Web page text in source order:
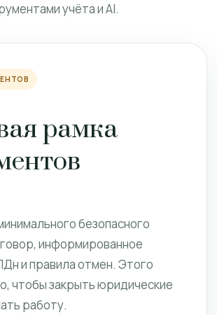
учёта и AI.
рамка
безопасного
информированное
и правила отмен. Этого
чтобы закрыть юридические
работу.